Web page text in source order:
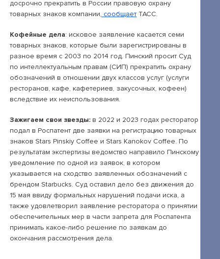
IPQuorum.Музыка
Пользовательское соглашение
Сведения об образовательной организации
Договор-оферта
Согласие на обработку персональных
данных для регистрации на сайте
Согласие на обработку персональных
данных (Cookie)
Политика обработки персональных данных
Положение об антикоррупционной
политике
+7 495 789-00-47
досрочно прекратить в России правовую охрану
товарных знаков компании, сообщает ТАСС.
Кофейные дела: исковое заявление касается семи
товарных знаков, которые были зарегистрированы в
разное время с 2003 по 2014 год. Пинский просит Суд
по интеллектуальным правам (СИП) прекратить охрану
обозначений в отношении двух классов услуг (услуги
ресторанов, кафе, кафетериев, закусочных, кофеен)
вследствие их неиспользования.
Зажигаем свои звезды: в 2022 и 2023 годах ресторатор
подал в Роспатент две заявки на регистрацию товарных
знаков Stars Pinskiy Coffee и Stars Kanokov Coffee. По
результатам экспертизы ведомство направило Пинскому
уведомление по одной из заявок, в котором
указывается на сходство заявленных обозначений с
брендом Starbucks. Суд оставил дело без движения до
15 мая ввиду формальных нарушений подачи иска, а
также удовлетворил заявление ресторатора о принятии
обеспечительных мер в части запрета для Роспатента
принимать какое-либо решение по заявкам до
окончания рассмотрения дела.